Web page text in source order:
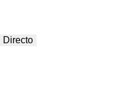
Directo